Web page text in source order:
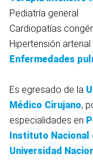
Pediatría general
Cardiopatías
Hipertensión
Enfermedades
Es egresado de la
Médico Cirujano,
especialidades en
Instituto
Universidad